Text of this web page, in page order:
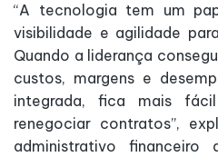
“A tecnologia tem um
visibilidade e agilidade
Quando a liderança
custos, margens e
integrada, fica mais
renegociar contratos”,
administrativo financeiro